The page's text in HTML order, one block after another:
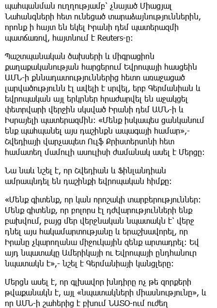
պահպանման ուղղությամբ՝ չնայած Միացյալ
Նահանգների հետ ունեցած տարաձայնություններին,
որոնք ի հայտ են եկել Իրանի դեմ պատերազմի
պատճառով, հայտնում է Reuters-ը։
Պաշտպանական ծախսերի և միգրացիոն
քաղաքականության հարցերում Եվրոպայի հասցեին
ԱՄՆ-ի քննադատություններից հետո առաջացած
լարվածությունն էլ ավելի է սրվել, երբ Գերմանիան և
եվրոպական այլ երկրներ հրաժարվել են աջակցել
փետրվարի վերջին սկսված Իրանի դեմ ԱՄՆ-ի և
Իսրայելի պատերազմին։ «Մենք իսկապես ցանկանում
ենք պահպանել այս դաշինքն ապագայի համար»,-
Շվեդիայի վարչապետ Ուլֆ Քրիստերսոնի հետ
համատեղ մամուլի ասուլիսի ժամանակ ասել է Մերցը։
Նա նաև նշել է, որ Շվեդիան և Ֆինլանդիան
ամրապնդել են դաշինքի եվրոպական հիմքը։
«Մենք գիտենք, որ կան որոշակի տարբերություններ։
Մենք գիտենք, որ բոլորս էլ դժվարությունների ենք
բախվում, բայց մեր վերջնական նպատակն է՝ վերջ
դնել այս հակամարտությանը և երաշխավորել, որ
Իրանը չկարողանա միջուկային զենք արտադրել։ Եվ
այդ նպատակը Ամերիկայի ու Եվրոպայի ընդհանուր
նպատակն է»,- նշել է Գերմանիայի կանցլերը։
Մերցն ասել է, որ գլխավոր խնդիրը ոչ թե զորքերի
թվաքանակն է, այլ «նպատակների միասնությունը», և
որ ԱՄՆ-ի շահերից է բխում ՆԱՏՕ-ում ուժեղ